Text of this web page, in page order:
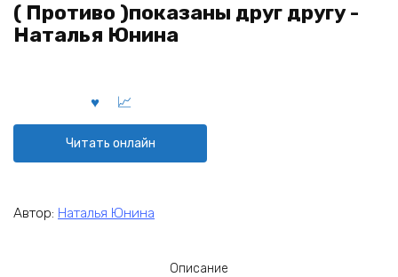
( Противо )показаны друг другу -
Наталья Юнина
Читать онлайн
Автор: Наталья Юнина
Описание